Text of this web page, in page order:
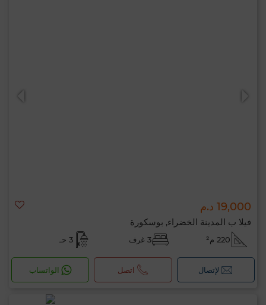
19,000 د.م
فيلا ب المدينة الخضراء, بوسكورة
220 م² 3 غرف 3 حـ
لإتصال اتصل الواتساب